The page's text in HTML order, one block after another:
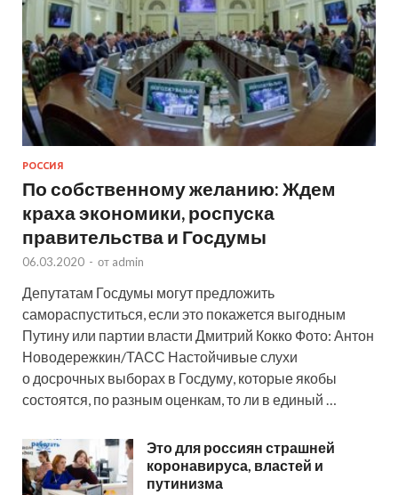
РОССИЯ
По собственному желанию: Ждем
краха экономики, роспуска
правительства и Госдумы
06.03.2020 - от admin
Депутатам Госдумы могут предложить
самораспуститься, если это покажется выгодным
Путину или партии власти Дмитрий Кокко Фото: Антон
Новодережкин/ТАСС Настойчивые слухи
о досрочных выборах в Госдуму, которые якобы
состоятся, по разным оценкам, то ли в единый …
Это для россиян страшней
коронавируса, властей и
путинизма